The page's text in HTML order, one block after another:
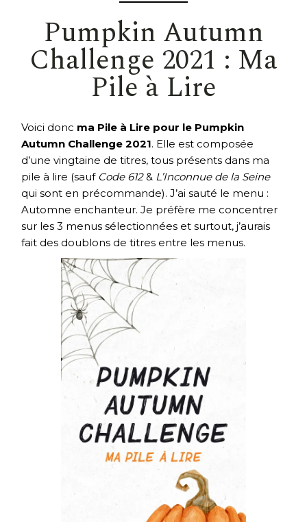
Pumpkin Autumn
Challenge 2021 : Ma
Pile à Lire
Voici donc ma Pile à Lire pour le Pumpkin
Autumn Challenge 2021. Elle est composée
d’une vingtaine de titres, tous présents dans ma
pile à lire (sauf Code 612& L’Inconnue de la Seine
qui sont en précommande). J’ai sauté le menu :
Automne enchanteur. Je préfère me concentrer
sur les 3 menus sélectionnées et surtout, j’aurais
fait des doublons de titres entre les menus.